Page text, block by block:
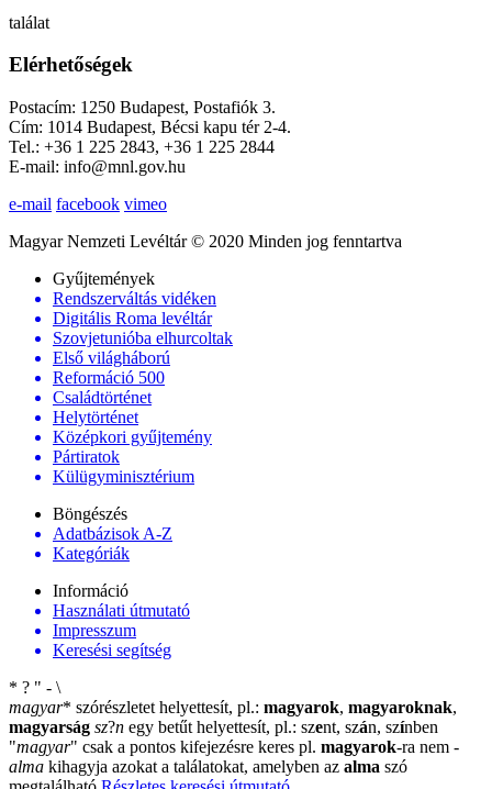
találat
Elérhetőségek
Postacím: 1250 Budapest, Postafiók 3.
Cím: 1014 Budapest, Bécsi kapu tér 2-4.
Tel.: +36 1 225 2843, +36 1 225 2844
E-mail: info@mnl.gov.hu
e-mail facebook vimeo
Magyar Nemzeti Levéltár © 2020 Minden jog fenntartva
Gyűjtemények
Rendszerváltás vidéken
Digitális Roma levéltár
Szovjetunióba elhurcoltak
Első világháború
Reformáció 500
Családtörténet
Helytörténet
Középkori gyűjtemény
Pártiratok
Külügyminisztérium
Böngészés
Adatbázisok A-Z
Kategóriák
Információ
Használati útmutató
Impresszum
Keresési segítség
* ? " - \
magyar* szórészletet helyettesít, pl.: magyarok, magyaroknak,
magyarság sz?n egy betűt helyettesít, pl.: szent, szán, színben
"magyar" csak a pontos kifejezésre keres pl. magyarok-ra nem -
alma kihagyja azokat a találatokat, amelyben az alma szó